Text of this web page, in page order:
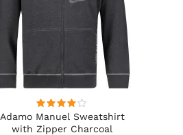
Adamo Manuel Sweatshirt
with Zipper Charcoal